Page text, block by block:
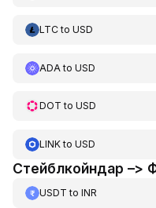
LTCto USD
ADA to USD
DOT to USD
LINKto USD
Стейблкойндар –>
USDT to INR